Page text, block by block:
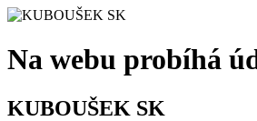
Na webu probíhá
KUBOUŠEK SK